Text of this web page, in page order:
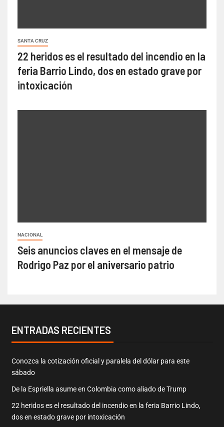
SANTA CRUZ
22 heridos es el resultado del incendio en la
feria Barrio Lindo, dos en estado grave por
intoxicación
NACIONAL
Seis anuncios claves en el mensaje de
Rodrigo Paz por el aniversario patrio
ENTRADAS RECIENTES
Conozca la cotización oficial y paralela del dólar para este
sábado
De la Espriella asume en Colombia como aliado de Trump
22 heridos es el resultado del incendio en la feria Barrio Lindo,
dos en estado grave por intoxicación